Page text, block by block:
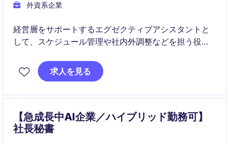
外資系企業
経営層をサポートするエグゼクティブアシスタントと
して、スケジュール管理や社内外調整などを担う役割
スピード感のある国際的な環境において、高い調整力
求人を見る
【急成長中AI企業／ハイブリッド勤務可】
社長秘書